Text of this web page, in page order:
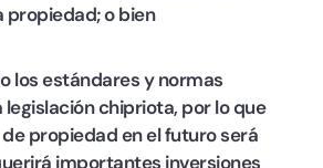
propiedad; o bien
los estándares y normas
chipriota, por lo que
propiedad en el futuro será
importantes inversiones